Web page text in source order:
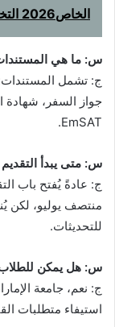
الخاص2026 التخصصات وشروط القبول
س: ما هي
ج: تشمل
جواز السفر، شهادة
EmSAT.
س: متى يبدأ
ج: عادةً يُفتح باب
منتصف يوليو، لكن
للتحديثات.
س: هل يمكن للطلاب
ج: نعم، جامعة
استيفاء متطلبات